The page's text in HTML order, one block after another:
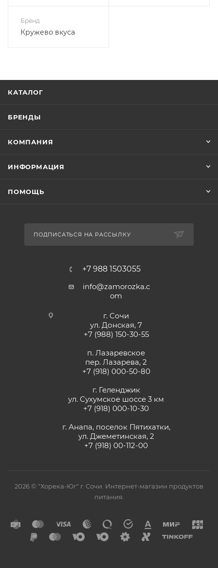
Бренд
Кружево вкуса
КАТАЛОГ
БРЕНДЫ
КОМПАНИЯ
ИНФОРМАЦИЯ
ПОМОЩЬ
ПОДПИСАТЬСЯ НА РАССЫЛКУ
+7 988 1503055
info@zamorozka.c
om
г. Сочи
ул. Донская, 7
+7 (988) 150-30-55
п. Лазаревское
пер. Лазарева, 2
+7 (918) 000-50-80
г. Геленджик
ул. Сухумское шоссе 3 км
+7 (918) 000-10-30
г. Анапа, поселок Пятихатки,
ул. Джеметинская, 2
+7 (918) 00-112-00
2026 © "Хорека-Юг" г. Сочи. Интернет-магазин продуктов
питания.